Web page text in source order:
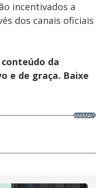
incentivados a
dos canais oficiais
da
e de graça. Baixe
ANIMAIS